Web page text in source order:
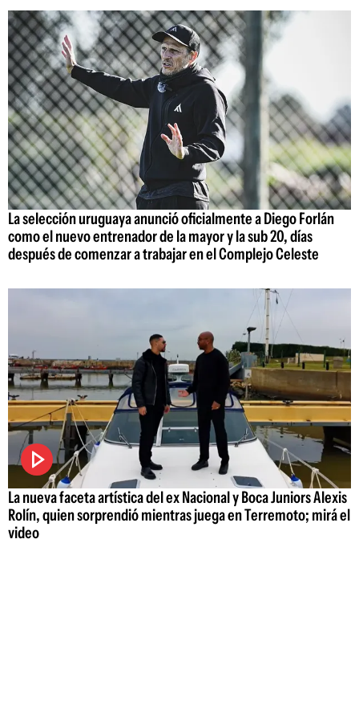
La selección uruguaya anunció oficialmente a Diego Forlán
como el nuevo entrenador de la mayor y la sub 20, días
después de comenzar a trabajar en el Complejo Celeste
La nueva faceta artística del ex Nacional y Boca Juniors Alexis
Rolín, quien sorprendió mientras juega en Terremoto; mirá el
video